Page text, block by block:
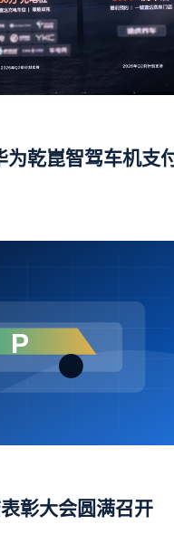
乾崑智驾车机支
彰大会圆满召开